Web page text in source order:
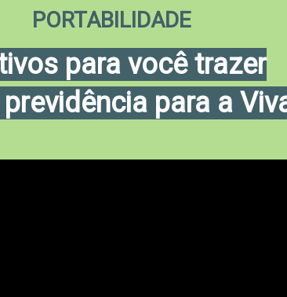
PORTABILIDADE
para você trazer
para a